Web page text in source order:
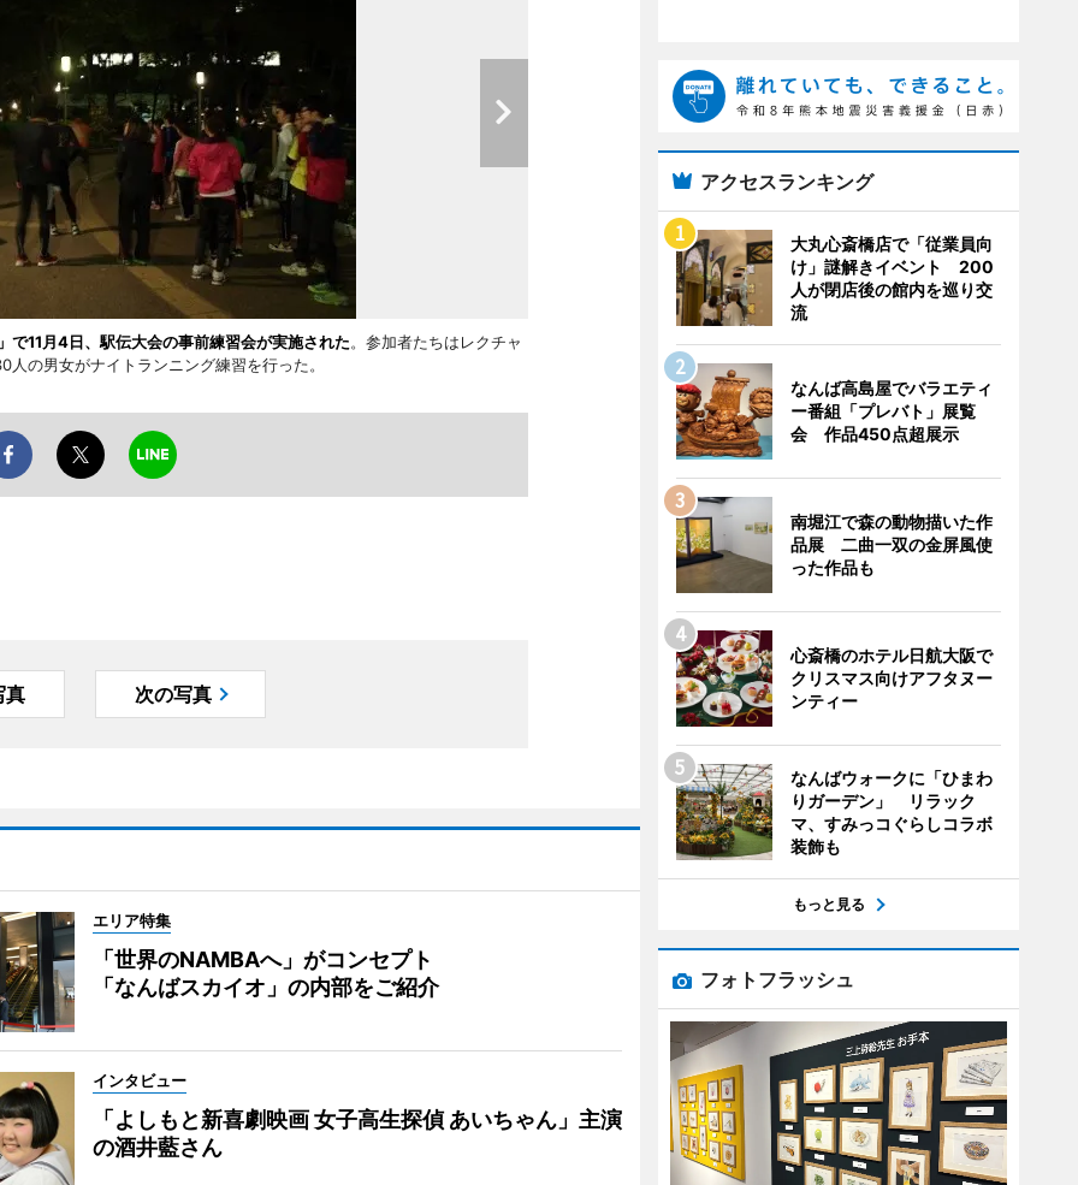
11月4日、駅伝大会の事前練習会が実施された。参加者たちはレクチャ
の男女がナイトランニング練習を行った。
真 次の写真
エリア特集
「世界のNAMBAへ」がコンセプト
「なんばスカイオ」の内部をご紹介
インタビュー
「よしもと新喜劇映画 女子高生探偵 あいちゃん」主演
の酒井藍さん
アクセスランキング
大丸心斎橋店で「従業員向
け」謎解きイベント 200
人が閉店後の館内を巡り交
流
なんば高島屋でバラエティ
ー番組「プレバト」展覧
会 作品450点超展示
南堀江で森の動物描いた作
品展 二曲一双の金屏風使
った作品も
心斎橋のホテル日航大阪で
クリスマス向けアフタヌー
ンティー
なんばウォークに「ひまわ
りガーデン」 リラック
マ、すみっコぐらしコラボ
装飾も
もっと見る
フォトフラッシュ